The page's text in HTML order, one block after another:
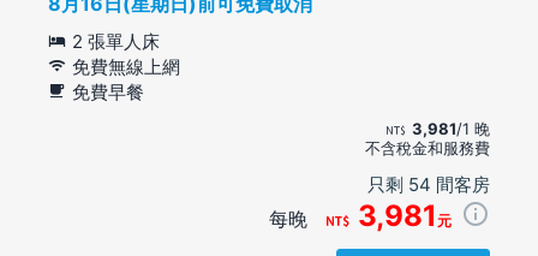
2 張單人床
免費無線上網
免費早餐
3,981/1 晚
不含稅金和服務費
只剩 54 間客房
每晚 3,981 元